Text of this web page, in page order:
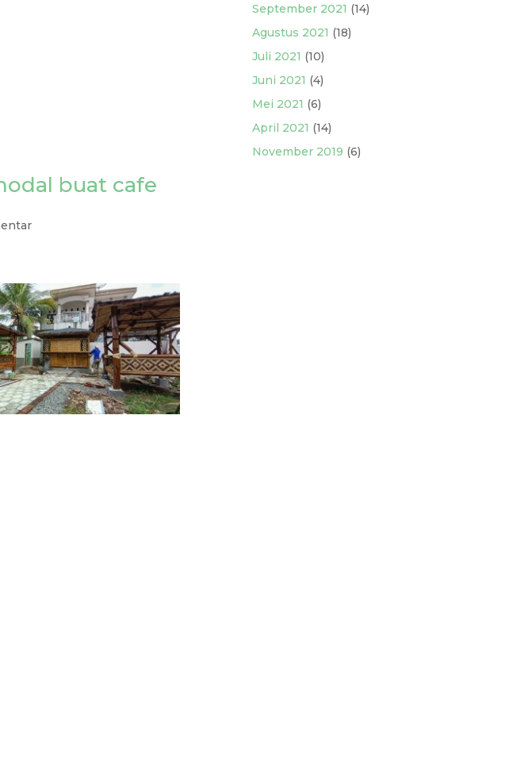
buat cafe
September 2021 (14)
Agustus 2021 (18)
Juli 2021 (10)
Juni 2021 (4)
Mei 2021 (6)
April 2021 (14)
November 2019 (6)